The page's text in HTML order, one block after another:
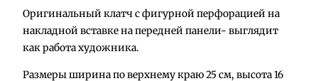
и
т
Оригинальный клатч с фигурной перфорацией на
накладной вставке на передней панели- выглядит
как работа художника.
Размеры ширина по верхнему краю 25 см, высота 16